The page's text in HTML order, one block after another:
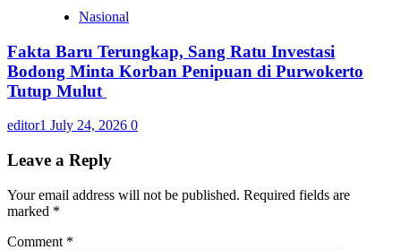
Nasional
Fakta Baru Terungkap, Sang Ratu Investasi
Bodong Minta Korban Penipuan di Purwokerto
Tutup Mulut
editor1 July 24, 2026 0
Leave a Reply
Your email address will not be published. Required fields are
marked *
Comment *